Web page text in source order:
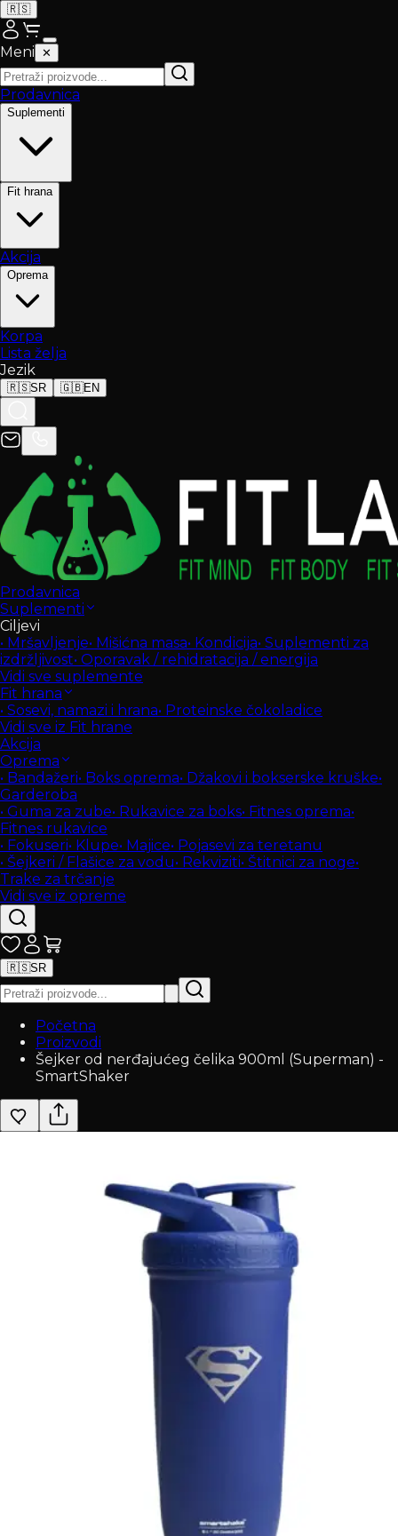
🇷🇸
Meni ✕
Prodavnica
Suplementi
Fit hrana
Akcija
Oprema
Korpa
Lista želja
Jezik
🇷🇸SR 🇬🇧EN
Prodavnica
Suplementi
Ciljevi
• Mršavljenje• Mišićna masa• Kondicija• Suplementi za
izdržljivost• Oporavak / rehidratacija / energija
Vidi sve suplemente
Fit hrana
• Sosevi, namazi i hrana• Proteinske čokoladice
Vidi sve iz Fit hrane
Akcija
Oprema
• Bandažeri• Boks oprema• Džakovi i bokserske kruške•
Garderoba
• Guma za zube• Rukavice za boks• Fitnes oprema•
Fitnes rukavice
• Fokuseri• Klupe• Majice• Pojasevi za teretanu
• Šejkeri / Flašice za vodu• Rekviziti• Štitnici za noge•
Trake za trčanje
Vidi sve iz opreme
🇷🇸SR
Početna
Proizvodi
Šejker od nerđajućeg čelika 900ml (Superman) -
SmartShaker